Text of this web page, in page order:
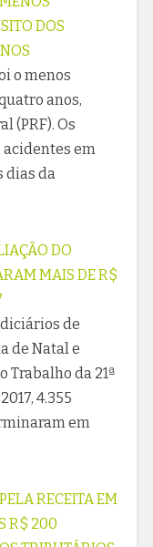
DOS
o menos
anos,
(PRF). Os
em
dias da
DO
MAIS DE R$
de
de Natal e
Trabalho da 21ª
4.355
em
RECEITA EM
R$ 200